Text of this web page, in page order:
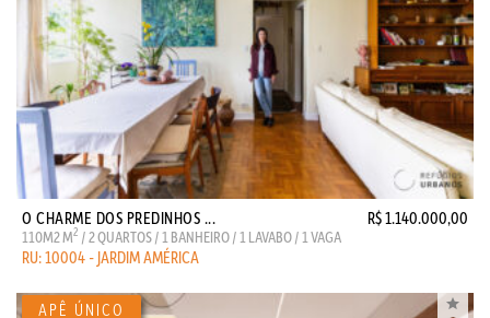
O CHARME DOS PREDINHOS ... R$ 1.140.000,00
110M2 M2 / 2 QUARTOS / 1 BANHEIRO / 1 LAVABO / 1 VAGA
RU: 10004 - JARDIM AMÉRICA